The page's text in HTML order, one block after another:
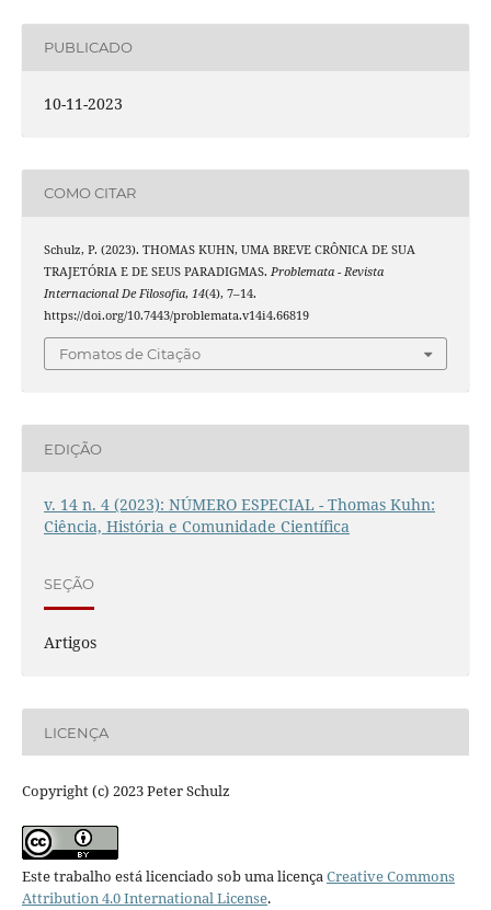
PUBLICADO
10-11-2023
COMO CITAR
Schulz, P. (2023). THOMAS KUHN, UMA BREVE CRÔNICA DE SUA
TRAJETÓRIA E DE SEUS PARADIGMAS. Problemata - Revista
Internacional De Filosofia, 14(4), 7–14.
https://doi.org/10.7443/problemata.v14i4.66819
Fomatos de Citação
EDIÇÃO
v. 14 n. 4 (2023): NÚMERO ESPECIAL - Thomas Kuhn:
Ciência, História e Comunidade Científica
SEÇÃO
Artigos
LICENÇA
Copyright (c) 2023 Peter Schulz
Este trabalho está licenciado sob uma licençaCreative Commons
Attribution 4.0 International License.